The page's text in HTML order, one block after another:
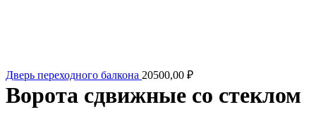
Дверь переходного балкона 20500,00 ₽
Ворота сдвижные со стеклом